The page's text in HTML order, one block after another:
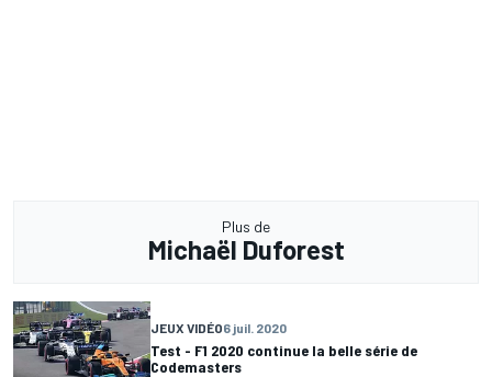
Plus de
Michaël Duforest
JEUX VIDÉO6 juil. 2020
Test - F1 2020 continue la belle série de
Codemasters